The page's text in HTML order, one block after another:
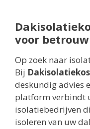
voor
Op zoek naar
Bij
deskundig advies
platform verbindt
isolatiebedrijven
isoleren van uw